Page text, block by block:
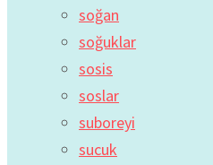
soğan
soğuklar
sosis
soslar
suboreyi
sucuk